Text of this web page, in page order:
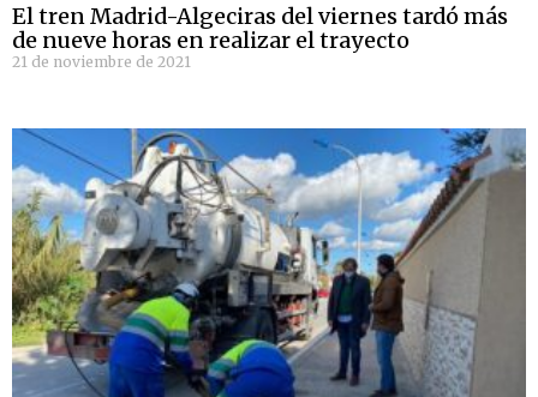
El tren Madrid-Algeciras del viernes tardó más
de nueve horas en realizar el trayecto
21 de noviembre de 2021